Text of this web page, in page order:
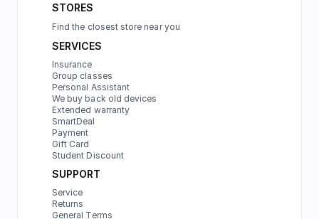
STORES
Find the closest store near you
SERVICES
Insurance
Group classes
Personal Assistant
We buy back old devices
Extended warranty
SmartDeal
Payment
Gift Card
Student Discount
SUPPORT
Service
Returns
General Terms